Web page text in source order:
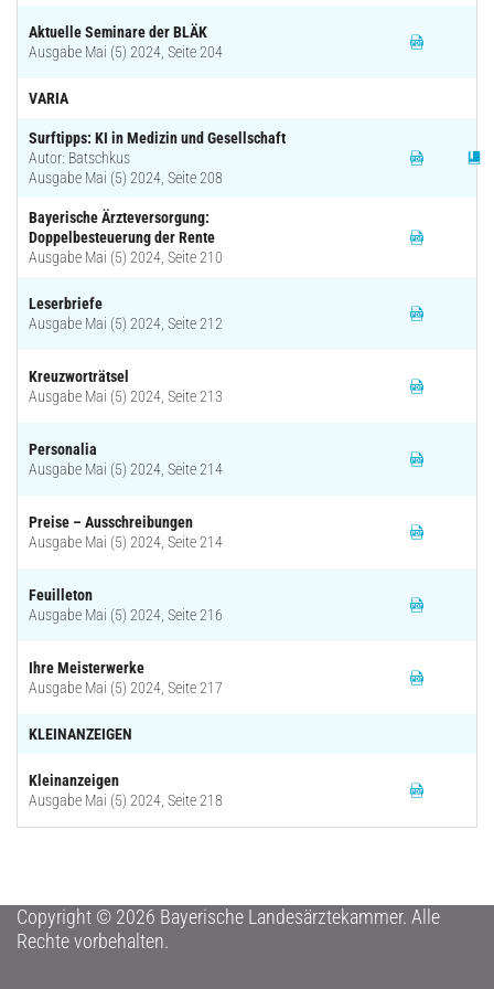
Aktuelle Seminare der BLÄK
Ausgabe Mai (5) 2024, Seite 204
VARIA
Surftipps: KI in Medizin und Gesellschaft
Autor: Batschkus
Ausgabe Mai (5) 2024, Seite 208
Bayerische Ärzteversorgung:
Doppelbesteuerung der Rente
Ausgabe Mai (5) 2024, Seite 210
Leserbriefe
Ausgabe Mai (5) 2024, Seite 212
Kreuzworträtsel
Ausgabe Mai (5) 2024, Seite 213
Personalia
Ausgabe Mai (5) 2024, Seite 214
Preise – Ausschreibungen
Ausgabe Mai (5) 2024, Seite 214
Feuilleton
Ausgabe Mai (5) 2024, Seite 216
Ihre Meisterwerke
Ausgabe Mai (5) 2024, Seite 217
KLEINANZEIGEN
Kleinanzeigen
Ausgabe Mai (5) 2024, Seite 218
Copyright © 2026 Bayerische Landesärztekammer. Alle
Rechte vorbehalten.